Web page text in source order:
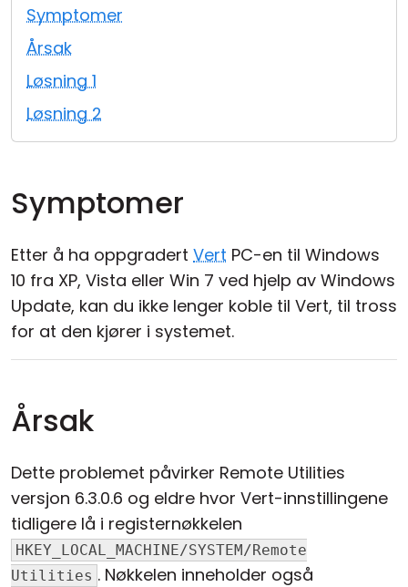
Symptomer
Årsak
Løsning 1
Løsning 2
Symptomer
Etter å ha oppgradert Vert PC-en til Windows
10 fra XP, Vista eller Win 7 ved hjelp av Windows
Update, kan du ikke lenger koble til Vert, til tross
for at den kjører i systemet.
Årsak
Dette problemet påvirker Remote Utilities
versjon 6.3.0.6 og eldre hvor Vert-innstillingene
tidligere lå i registernøkkelen
HKEY_LOCAL_MACHINE/SYSTEM/Remote
Utilities . Nøkkelen inneholder også
Sky- og lokal installasjon